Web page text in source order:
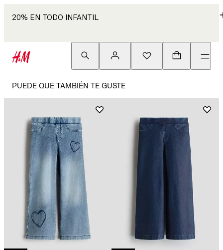
20% EN TODO INFANTIL
PUEDE QUE TAMBIÉN TE GUSTE